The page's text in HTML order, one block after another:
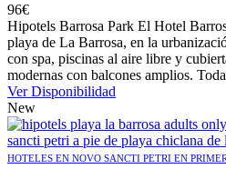
96€
Hipotels Barrosa Park El Hotel
playa de La Barrosa, en la
con spa, piscinas al aire libre y
modernas con balcones amplios.
Ver Disponibilidad
New
HOTELES EN NOVO SANCTI PETRI EN